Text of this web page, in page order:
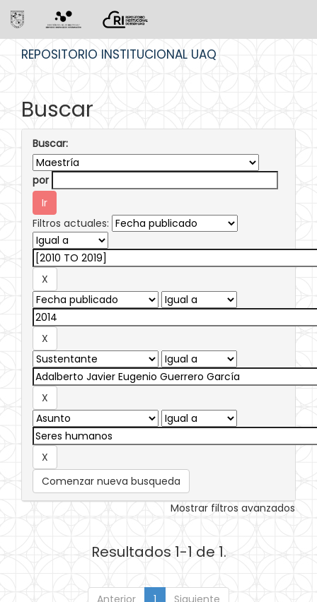
REPOSITORIO INSTITUCIONAL UAQ
Buscar
Buscar:
por
Filtros actuales:
Comenzar nueva busqueda
Mostrar filtros avanzados
Resultados 1-1 de 1.
Anterior 1 Siguiente